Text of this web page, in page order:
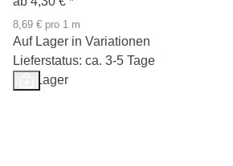
8,69 € pro 1 m
Auf Lager in Variationen
Lieferstatus: ca. 3-5 Tage
Auf Lager